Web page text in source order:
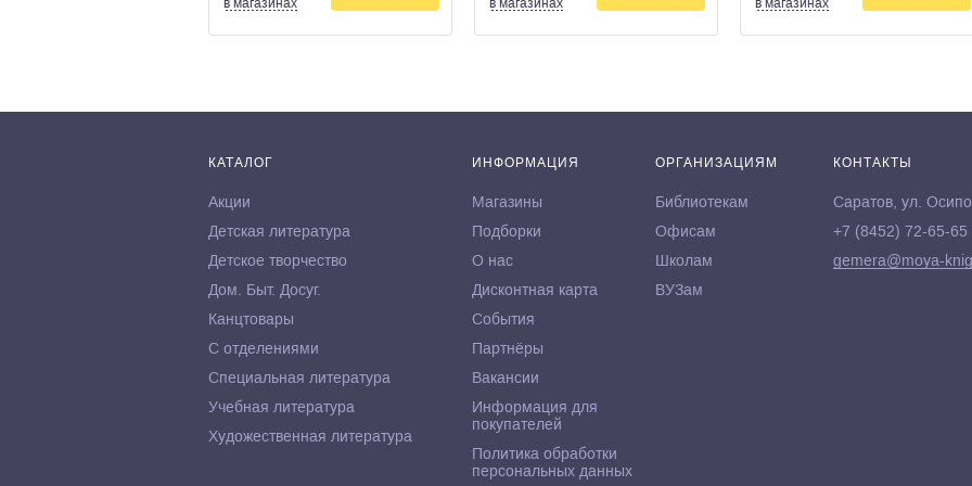
в магазинах
в магазинах
в магазинах
КАТАЛОГ
Акции
Детская литература
Детское творчество
Дом. Быт. Досуг.
Канцтовары
С отделениями
Специальная литература
Учебная литература
Художественная литература
ИНФОРМАЦИЯ
Магазины
Подборки
О нас
Дисконтная карта
События
Партнёры
Вакансии
Информация для
покупателей
Политика обработки
персональных данных
ОРГАНИЗАЦИЯМ
Библиотекам
Офисам
Школам
ВУЗам
КОНТАКТЫ
Саратов, ул.
+7 (8452) 72-65-65
gemera@moya-